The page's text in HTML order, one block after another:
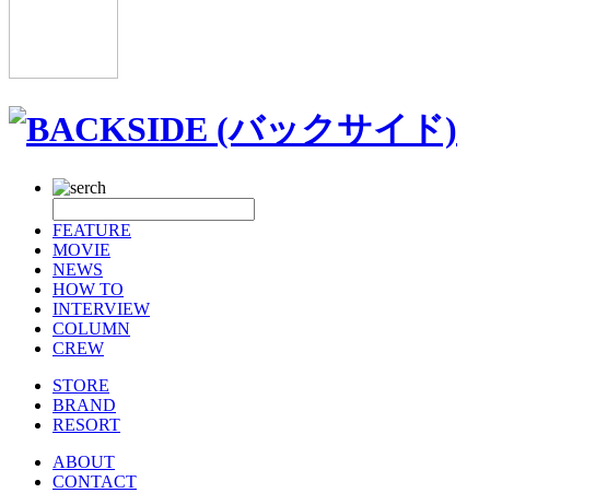
FEATURE
MOVIE
NEWS
HOW TO
INTERVIEW
COLUMN
CREW
STORE
BRAND
RESORT
ABOUT
CONTACT